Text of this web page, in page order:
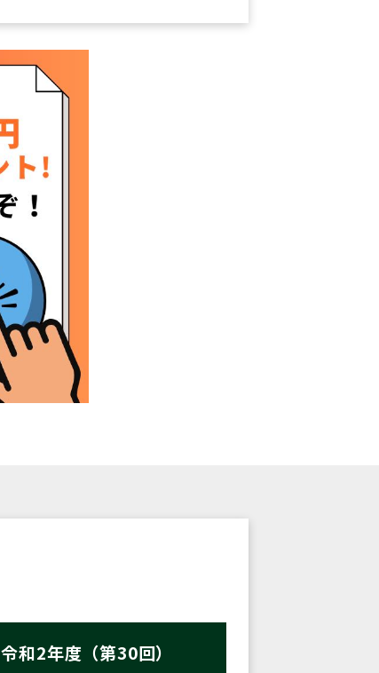
令和2年度（第30回）